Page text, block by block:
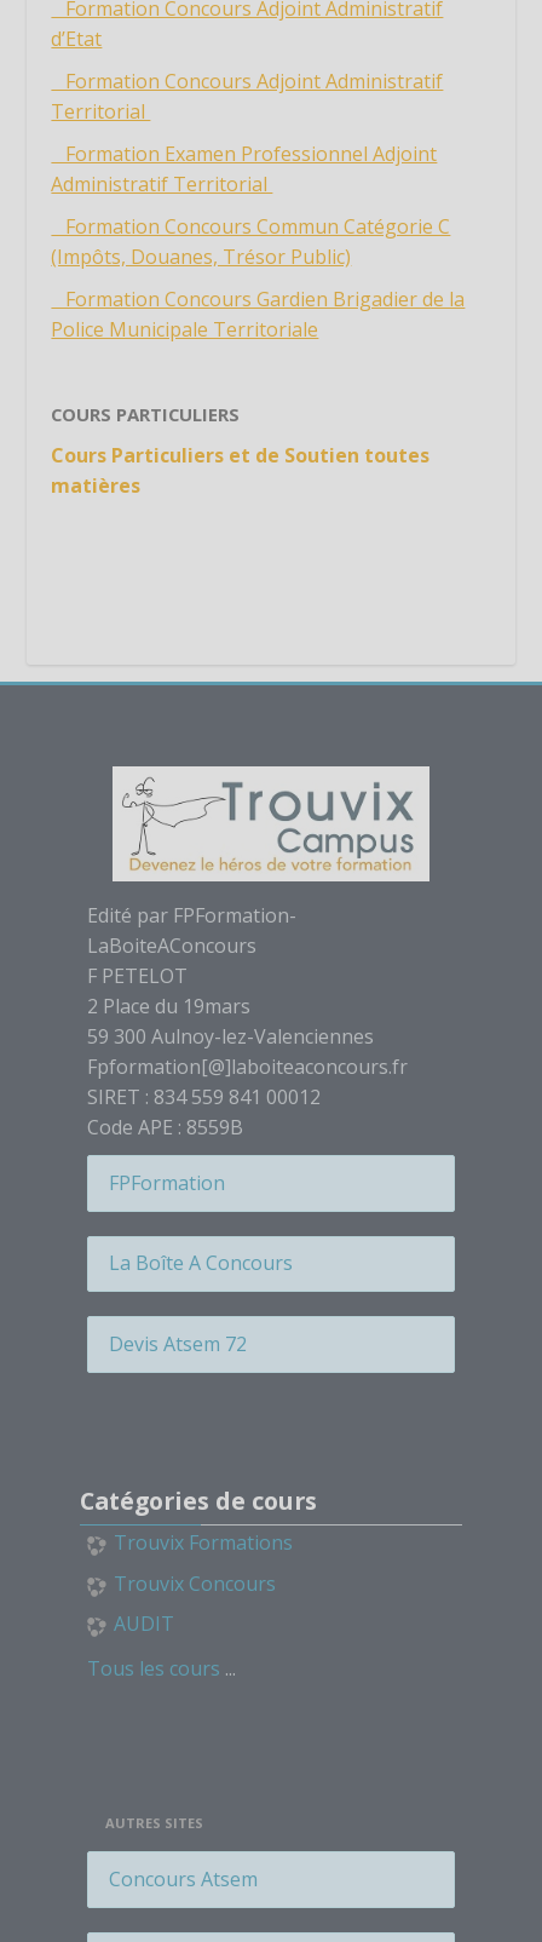
Étiquette
Étiquette
Étiquette
Étiquette
Étiquette
Étiquette
Étiquette
Étiquette
Étiquette
Étiquette
Étiquette
Étiquette
Étiquette
Étiquette
Étiquette
Étiquette
Étiquette
Étiquette
Étiquette
Étiquette
Étiquette
Étiquette
Étiquette
Étiquette
Étiquette
Étiquette
Étiquette
Étiquette
Étiquette
Étiquette
Étiquette
Étiquette
Étiquette
Étiquette
Formation Concours Adjoint Administratif
d’Etat
Formation Concours Adjoint Administratif
Territorial
Formation Examen Professionnel Adjoint
Administratif Territorial
Formation Concours Commun Catégorie C
(Impôts, Douanes, Trésor Public)
Formation Concours Gardien Brigadier de la
Police Municipale Territoriale
COURS PARTICULIERS
Cours Particuliers et de Soutien toutes
matières
Edité par FPFormation-
LaBoiteAConcours
F PETELOT
2 Place du 19mars
59 300 Aulnoy-lez-Valenciennes
Fpformation[@]laboiteaconcours.fr
SIRET : 834 559 841 00012
Code APE : 8559B
FPFormation
La Boîte A Concours
Devis Atsem 72
Catégories de cours
Trouvix Formations
Trouvix Concours
AUDIT
Tous les cours ...
AUTRES SITES
Concours Atsem